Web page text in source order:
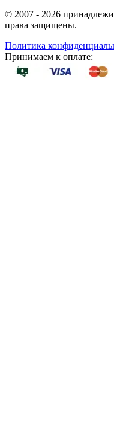
© 2007 - 2026
права защищены.
Политика
Принимаем к оплате: